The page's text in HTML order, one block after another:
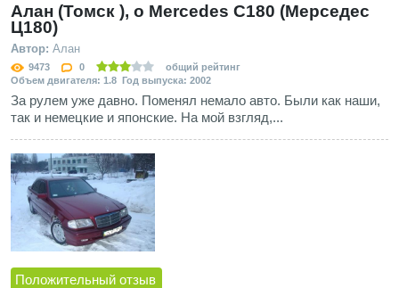
Алан (Томск ), о Mercedes C180 (Мерседес
Ц180)
Автор: Алан
9473 0
общий рейтинг
Объем двигателя: 1.8 Год выпуска: 2002
За рулем уже давно. Поменял немало авто. Были как наши,
так и немецкие и японские. На мой взгляд,...
Положительный отзыв